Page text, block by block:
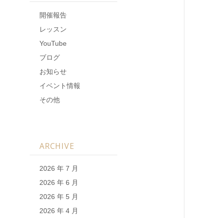
開催報告
レッスン
YouTube
ブログ
お知らせ
イベント情報
その他
ARCHIVE
2026 年 7 月
2026 年 6 月
2026 年 5 月
2026 年 4 月